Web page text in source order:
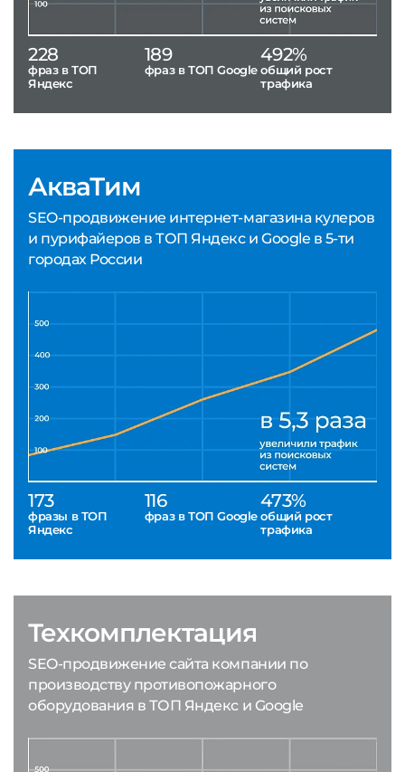
АкваТим
SEO-продвижение интернет-магазина кулеров
и пурифайеров в ТОП Яндекс и Google в 5-ти
городах России
173
фразы в ТОП
Яндекс
116
фраз в ТОП Google
473%
общий рост
трафика
228
фраз в ТОП
Яндекс
189
фраз в ТОП Google
492%
общий рост
трафика
Техкомплектация
SEO-продвижение сайта компании по
производству противопожарного
оборудования в ТОП Яндекс и Google